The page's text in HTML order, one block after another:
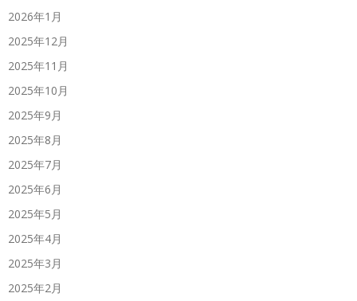
2026年1月
2025年12月
2025年11月
2025年10月
2025年9月
2025年8月
2025年7月
2025年6月
2025年5月
2025年4月
2025年3月
2025年2月